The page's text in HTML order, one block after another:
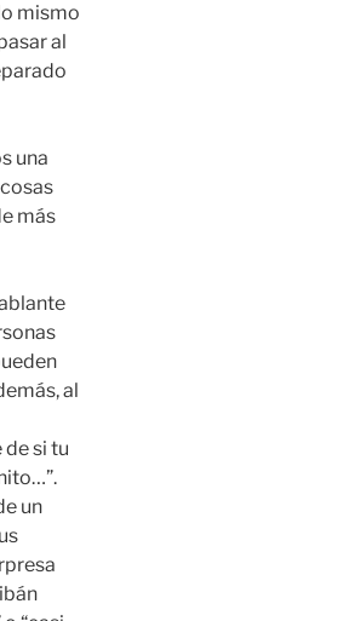
mismo
al
una
más
al
si tu
un